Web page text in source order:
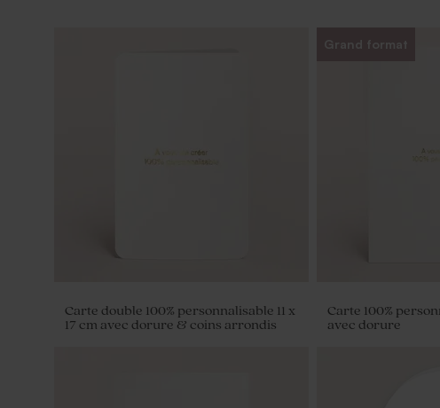
Carte double 100% personnalisable 11 x
17 cm avec dorure & coins arrondis
Grand format
Carte 100%
avec dorure